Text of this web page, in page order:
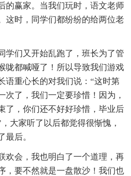
的赢家。当我们玩时，语文老师
这时，同学们都纷纷的给两位老
学们又开始乱跑了，班长为了管
咙都喊哑了！所以导致我们游戏
语重心长的对我们说：“这时第
次了，我们一定要珍惜！因为，
了，你们还不好好珍惜，毕业后
大家听了以后都觉得很惭愧，
最后。
欢会，我也明白了一个道理，再
，要不然就是一盘散沙！我们也